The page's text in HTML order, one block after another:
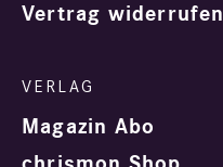
Vertrag widerrufen
Magazin Abo